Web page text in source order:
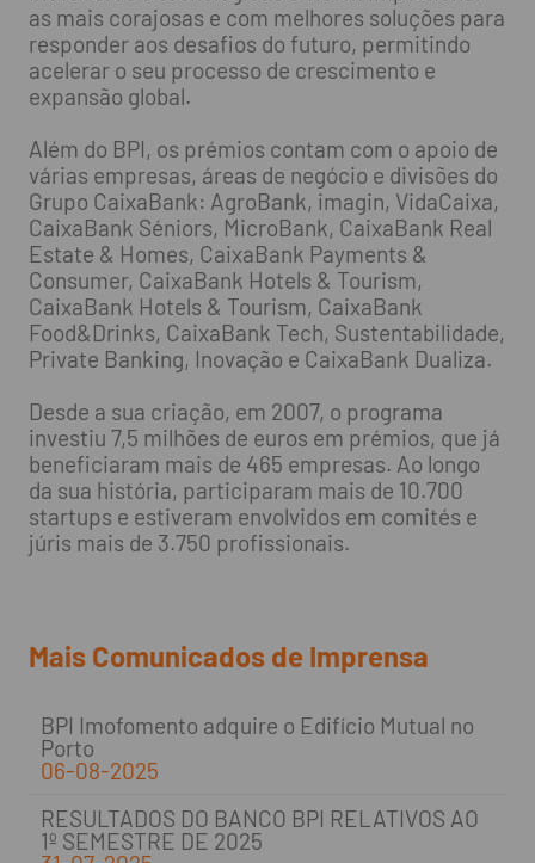
as mais corajosas e com melhores soluções para
responder aos desafios do futuro, permitindo
acelerar o seu processo de crescimento e
expansão global.
Além do BPI, os prémios contam com o apoio de
várias empresas, áreas de negócio e divisões do
Grupo CaixaBank: AgroBank, imagin, VidaCaixa,
CaixaBank Séniors, MicroBank, CaixaBank Real
Estate & Homes, CaixaBank Payments &
Consumer, CaixaBank Hotels & Tourism,
CaixaBank Hotels & Tourism, CaixaBank
Food&Drinks, CaixaBank Tech, Sustentabilidade,
Private Banking, Inovação e CaixaBank Dualiza.
Desde a sua criação, em 2007, o programa
investiu 7,5 milhões de euros em prémios, que já
beneficiaram mais de 465 empresas. Ao longo
da sua história, participaram mais de 10.700
startups e estiveram envolvidos em comités e
júris mais de 3.750 profissionais.
Mais Comunicados de Imprensa
BPI Imofomento adquire o Edifício Mutual no
Porto
06-08-2025
RESULTADOS DO BANCO BPI RELATIVOS AO
1º SEMESTRE DE 2025